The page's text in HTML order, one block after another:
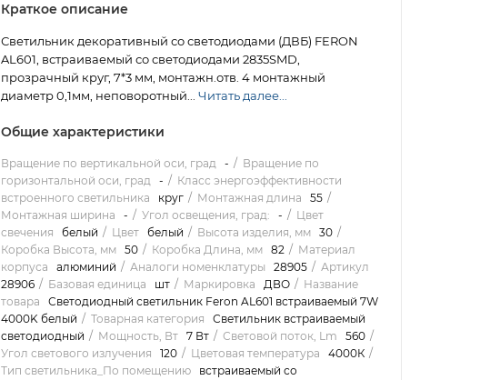
Краткое описание
Светильник декоративный со светодиодами (ДВБ) FERON
AL601, встраиваемый со светодиодами 2835SMD,
прозрачный круг, 7*3 мм, монтажн.отв. 4 монтажный
диаметр 0,1мм, неповоротный... Читать далее...
Общие характеристики
Вращение по вертикальной оси, град -
Вращение по
горизонтальной оси, град
-
Класс энергоэффективности
встроенного светильника
круг Монтажная длина
55
Монтажная ширина
- Угол освещения, град: -
Цвет
свечения
белый Цвет белый Высота изделия, мм
30
Коробка Высота, мм
50 Коробка Длина, мм 82
Материал
корпуса
алюминий Аналоги номенклатуры 28905
Артикул
28906
Базовая единица шт Маркировка ДВО
Название
товара
Светодиодный светильник Feron AL601 встраиваемый 7W
4000K белый
Товарная категория
Светильник встраиваемый
светодиодный
Мощность, Вт 7 Вт Световой поток, Lm
560
Угол светового излучения
120 Цветовая температура
4000К
Тип светильника_По помещению
встраиваемый со